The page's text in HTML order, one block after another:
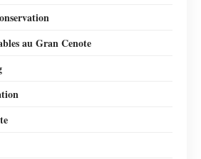
au Gran Cenote